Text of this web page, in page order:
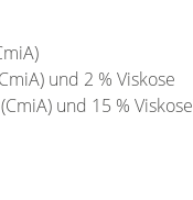
und 2 % Viskose
und 15 %